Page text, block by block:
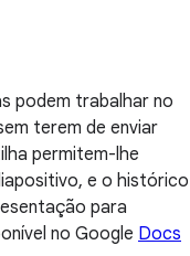
podem trabalhar no
terem de enviar
permitem-lhe
e o histórico
para
no Google Docs